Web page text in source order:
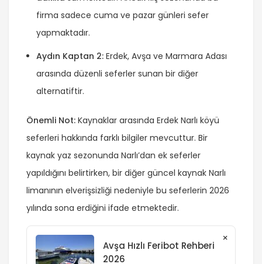
firma sadece cuma ve pazar günleri sefer
yapmaktadır.
Aydın Kaptan 2: Erdek, Avşa ve Marmara Adası
arasında düzenli seferler sunan bir diğer
alternatiftir.
Önemli Not: Kaynaklar arasında Erdek Narlı köyü
seferleri hakkında farklı bilgiler mevcuttur. Bir
kaynak yaz sezonunda Narlı’dan ek seferler
yapıldığını belirtirken, bir diğer güncel kaynak Narlı
limanının elverişsizliği nedeniyle bu seferlerin 2026
yılında sona erdiğini ifade etmektedir.
Avşa Hızlı Feribot Rehberi
2026
×